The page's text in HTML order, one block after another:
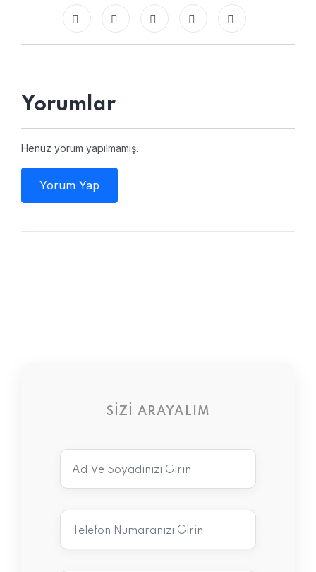
Yorumlar
Henüz yorum yapılmamış.
Yorum Yap
SIZI ARAYALIM